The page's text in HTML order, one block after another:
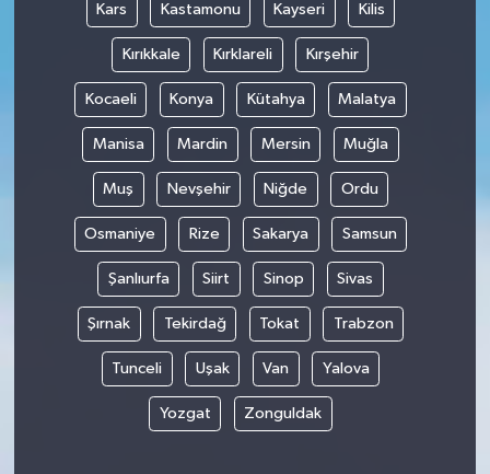
Kars Kastamonu Kayseri Kilis
Kırıkkale Kırklareli Kırşehir
Kocaeli Konya Kütahya Malatya
Manisa Mardin Mersin Muğla
Muş Nevşehir Niğde Ordu
Osmaniye Rize Sakarya Samsun
Şanlıurfa Siirt Sinop Sivas
Şırnak Tekirdağ Tokat Trabzon
Tunceli Uşak Van Yalova
Yozgat Zonguldak